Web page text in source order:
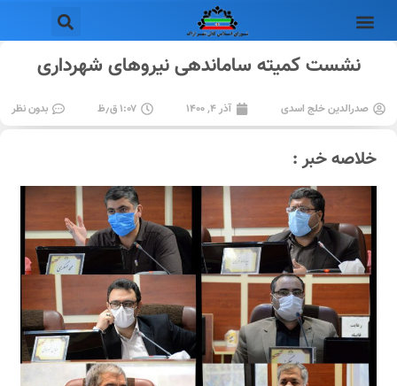
نشست کمیته ساماندهی نیروهای شهرداری
صدرالدین خلج اسدی آذر ۴, ۱۴۰۰ ۱:۰۷ ق٫ظ بدون نظر
خلاصه خبر :